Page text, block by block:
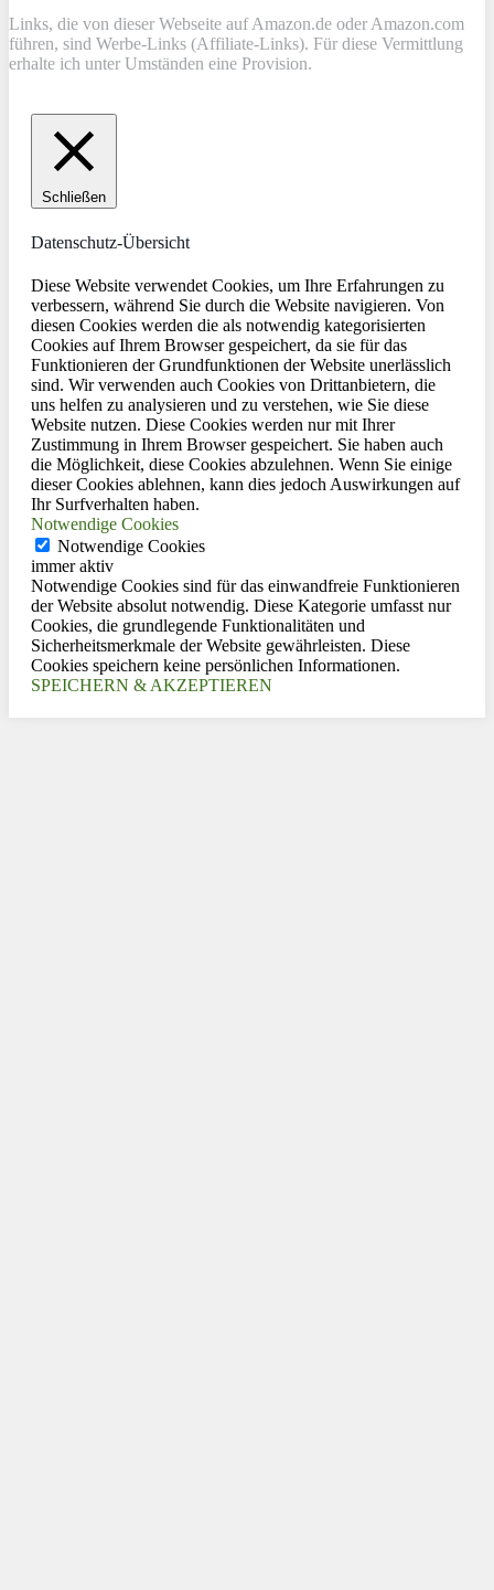
Links, die von dieser Webseite auf Amazon.de oder Amazon.com
führen, sind Werbe-Links (Affiliate-Links). Für diese Vermittlung
erhalte ich unter Umständen eine Provision.
Schließen
Datenschutz-Übersicht
Diese Website verwendet Cookies, um Ihre Erfahrungen zu
verbessern, während Sie durch die Website navigieren. Von
diesen Cookies werden die als notwendig kategorisierten
Cookies auf Ihrem Browser gespeichert, da sie für das
Funktionieren der Grundfunktionen der Website unerlässlich
sind. Wir verwenden auch Cookies von Drittanbietern, die
uns helfen zu analysieren und zu verstehen, wie Sie diese
Website nutzen. Diese Cookies werden nur mit Ihrer
Zustimmung in Ihrem Browser gespeichert. Sie haben auch
die Möglichkeit, diese Cookies abzulehnen. Wenn Sie einige
dieser Cookies ablehnen, kann dies jedoch Auswirkungen auf
Ihr Surfverhalten haben.
Notwendige Cookies
Notwendige Cookies
immer aktiv
Notwendige Cookies sind für das einwandfreie Funktionieren
der Website absolut notwendig. Diese Kategorie umfasst nur
Cookies, die grundlegende Funktionalitäten und
Sicherheitsmerkmale der Website gewährleisten. Diese
Cookies speichern keine persönlichen Informationen.
SPEICHERN & AKZEPTIEREN